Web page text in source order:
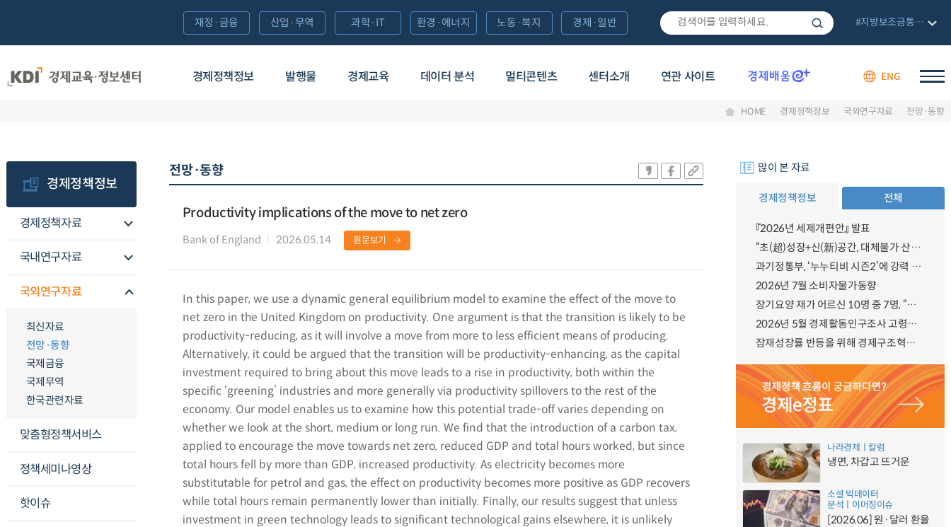
경제정책정보 발행물 경제교육 데이터 분석 멀티콘텐츠 센터소개 연관 사이트 ENG
재정·금융 산업·무역 과학·IT 환경·에너지 노동·복지 경제·일반 #지방보조금통합관리망
HOME 경제정책정보 국외연구자료 전망·동향
경제정책정보
경제정책자료
국내연구자료
국외연구자료
최신자료
전망·동향
국제금융
국제무역
한국관련자료
맞춤형정책서비스
정책세미나영상
핫이슈
전망·동향
Productivity implications of the move to net zero
Bank of England 2026.05.14 원문보기
In this paper, we use a dynamic general equilibrium model to examine the effect of the move to
net zero in the United Kingdom on productivity. One argument is that the transition is likely to be
productivity-reducing, as it will involve a move from more to less efficient means of producing.
Alternatively, it could be argued that the transition will be productivity-enhancing, as the capital
investment required to bring about this move leads to a rise in productivity, both within the
specific ‘greening’ industries and more generally via productivity spillovers to the rest of the
economy. Our model enables us to examine how this potential trade-off varies depending on
whether we look at the short, medium or long run. We find that the introduction of a carbon tax,
applied to encourage the move towards net zero, reduced GDP and total hours worked, but since
total hours fell by more than GDP, increased productivity. As electricity becomes more
substitutable for petrol and gas, the effect on productivity becomes more positive as GDP recovers
while total hours remain permanently lower than initially. Finally, our results suggest that unless
investment in green technology leads to significant technological gains elsewhere, it is unlikely
많이 본 자료
경제정책정보 전체
『2026년 세제개편안』 발표
“초(超)성장+신(新)공간, 대체불가 산업강국”
과기정통부, ‘누누티비 시즌2’에 강력 대응 의지 밝혀
2026년 7월 소비자물가동향
장기요양 재가 어르신 10명 중 7명, “아파도 살던 집에서 살겠다” 「2025년 장기요양실태조사」 결과 발표
2026년 5월 경제활동인구조사 고령층 부가조사 결과
잠재성장률 반등을 위해 경제구조혁신에 총력, 국가자산 관리체계 대전환
나라경제ㅣ칼럼
냉면, 차갑고 뜨거운
소셜 빅데이터
분석ㅣ이머징이슈
[2026.06] 원·달러 환율